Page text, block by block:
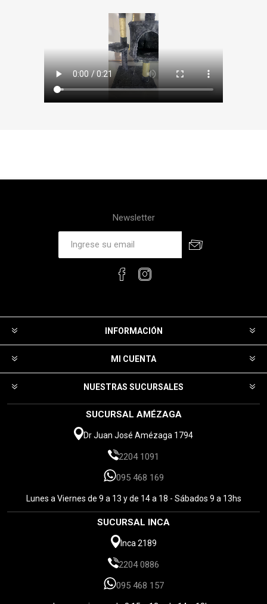
Newsletter
INFORMACIÓN
MI CUENTA
NUESTRAS SUCURSALES
SUCURSAL AMÉZAGA
Dr Juan José Amézaga 1794
2204 1091
095 468 169
Lunes a Viernes de 9 a 13 y de 14 a 18 - Sábados 9 a 13hs
SUCURSAL INCA
Inca 2189
2204 0886
095 468 157